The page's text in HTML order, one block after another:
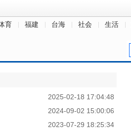
育 福建 台海 社会 生活
2025-02-18 17:04:48
2024-09-02 15:00:06
2023-07-29 18:25:34